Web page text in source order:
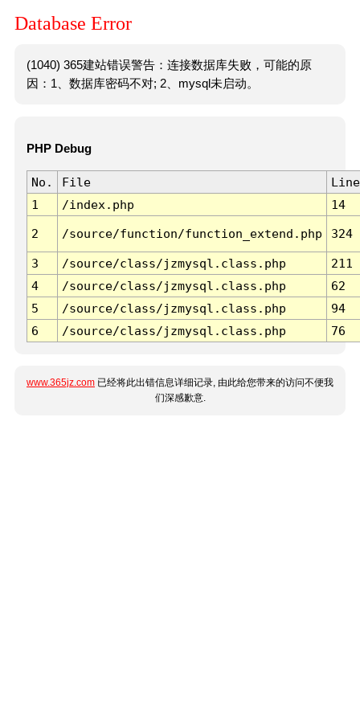
Database Error
(1040) 365建站错误警告：连接数据库失败，可能的原
因：1、数据库密码不对; 2、mysql未启动。
PHP Debug
No. File
Line
1
/index.php 14
2 /source/function/function_extend.php 324
3 /source/class/jzmysql.class.php
211
4
/source/class/jzmysql.class.php
62
5
/source/class/jzmysql.class.php
94
6
/source/class/jzmysql.class.php 76
www.365jz.com 已经将此出错信息详细记录, 由此给您带来的访问不便我
们深感歉意.